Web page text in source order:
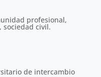
profesional,
sociedad civil.
de intercambio